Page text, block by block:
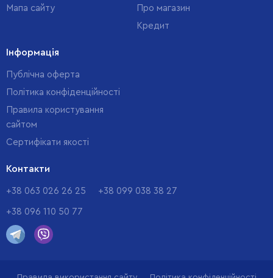
Мапа сайту
Про магазин
Кредит
Інформація
Публічна оферта
Політика конфіденційності
Правила користування
сайтом
Cертифікати якості
Контакти
+38 063 026 26 25 +38 099 038 38 27
+38 096 110 50 77